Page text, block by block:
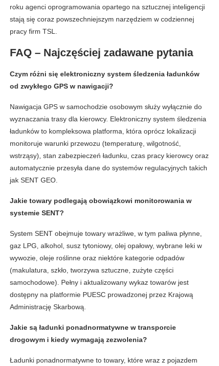
roku agenci oprogramowania opartego na sztucznej inteligencji
stają się coraz powszechniejszym narzędziem w codziennej
pracy firm TSL.
FAQ – Najczęściej zadawane pytania
Czym różni się elektroniczny system śledzenia ładunków
od zwykłego GPS w nawigacji?
Nawigacja GPS w samochodzie osobowym służy wyłącznie do
wyznaczania trasy dla kierowcy. Elektroniczny system śledzenia
ładunków to kompleksowa platforma, która oprócz lokalizacji
monitoruje warunki przewozu (temperaturę, wilgotność,
wstrząsy), stan zabezpieczeń ładunku, czas pracy kierowcy oraz
automatycznie przesyła dane do systemów regulacyjnych takich
jak SENT GEO.
Jakie towary podlegają obowiązkowi monitorowania w
systemie SENT?
System SENT obejmuje towary wrażliwe, w tym paliwa płynne,
gaz LPG, alkohol, susz tytoniowy, olej opałowy, wybrane leki w
wywozie, oleje roślinne oraz niektóre kategorie odpadów
(makulatura, szkło, tworzywa sztuczne, zużyte części
samochodowe). Pełny i aktualizowany wykaz towarów jest
dostępny na platformie PUESC prowadzonej przez Krajową
Administrację Skarbową.
Jakie są ładunki ponadnormatywne w transporcie
drogowym i kiedy wymagają zezwolenia?
Ładunki ponadnormatywne to towary, które wraz z pojazdem